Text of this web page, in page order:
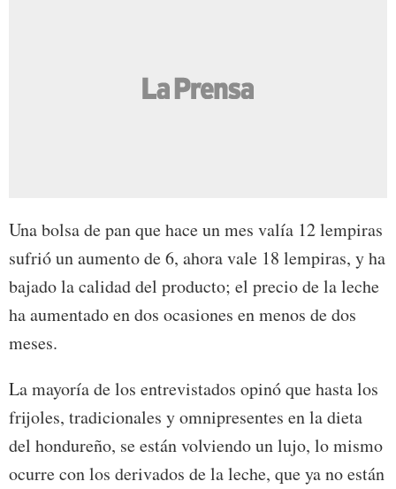
Una bolsa de pan que hace un mes valía 12 lempiras
sufrió un aumento de 6, ahora vale 18 lempiras, y ha
bajado la calidad del producto; el precio de la leche
ha aumentado en dos ocasiones en menos de dos
meses.
La mayoría de los entrevistados opinó que hasta los
frijoles, tradicionales y omnipresentes en la dieta
del hondureño, se están volviendo un lujo, lo mismo
ocurre con los derivados de la leche, que ya no están